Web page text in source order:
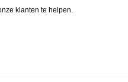
klanten te helpen.